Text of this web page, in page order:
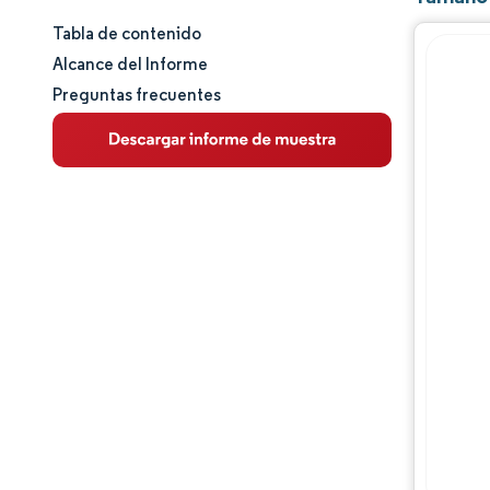
Tamaño y cuota de mercado
Análisis de mercado
Tendencias e ideas
Tabla de contenido
Alcance del Informe
Preguntas frecuentes